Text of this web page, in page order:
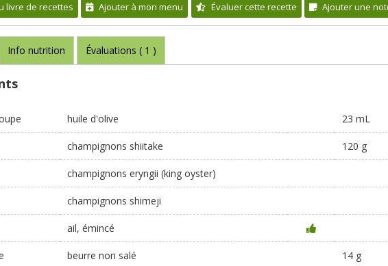
livre de recettes Ajouter à mon menu Évaluer cette recette Ajouter une
Info nutrition Évaluations ( 1 )
huile d'olive 23 mL
champignons shiitake 120 g
champignons eryngii (king oyster)
champignons shimeji
ail, émincé
beurre non salé 14 g